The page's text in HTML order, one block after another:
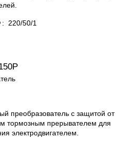
: 220/50/1
преобразователь с защитой от
тормозным прерывателем для
электродвигателем.